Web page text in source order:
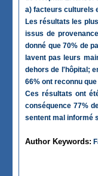
a) facteurs culturels
Les résultats les
issus de
donné que 70% de
lavent pas leurs
dehors de l'hôpital;
66% ont reconnu
Ces résultats ont
conséquence 77%
sentent mal informé
Author Keywords: